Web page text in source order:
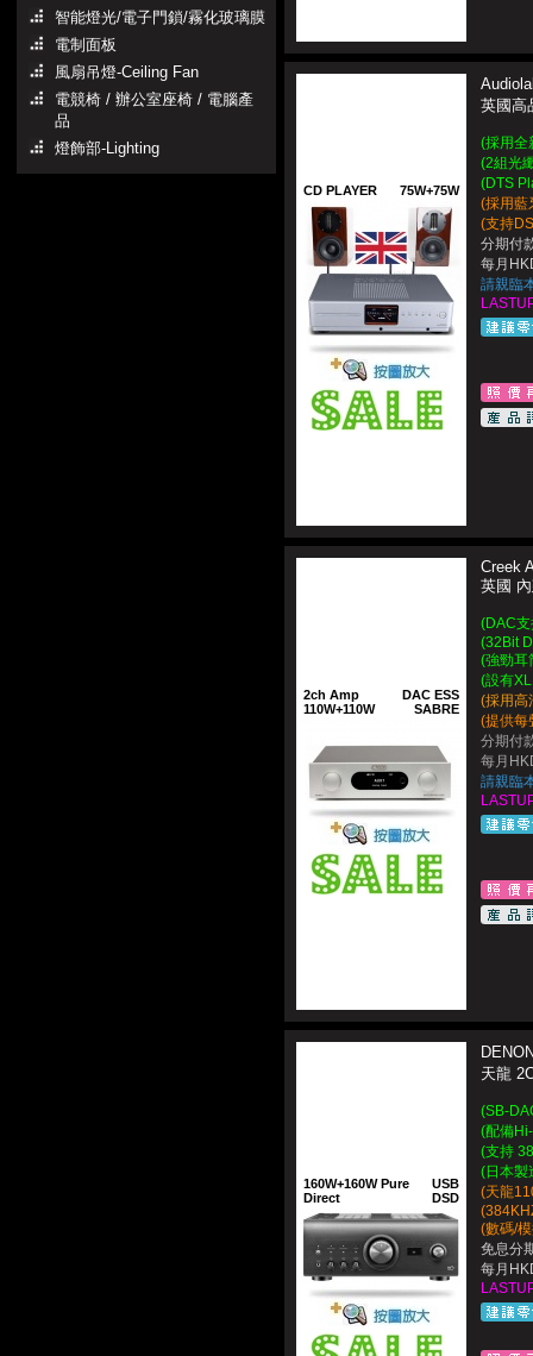
智能燈光/電子門鎖/霧化玻璃膜
電制面板
風扇吊燈-Ceiling Fan
電競椅 / 辦公室座椅 / 電腦產
品
燈飾部-Lighting
CD PLAYER 75W+75W
英國高
(採用全
(2組光
(DTS
(採用藍
(支持
分期付
每月
請親臨
2ch Amp
110W+110W
DAC ESS
SABRE
Creek
英國
(DAC
(32Bit
(強勁耳
(設有
(採用高
(提供每
分期付
每月
請親臨
160W+160W Pure
Direct
USB
DSD
天龍
(SB-
(配備
(支持
(日本製
(天龍
(
(數碼/
免息分
每月